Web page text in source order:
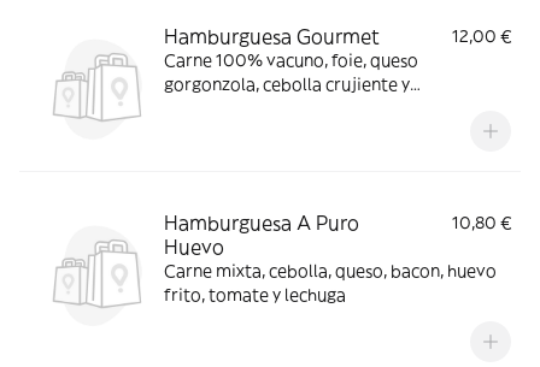
Hamburguesa Gourmet
12,00 €
Carne 100% vacuno, foie, queso
gorgonzola, cebolla crujiente y
Hamburguesa A Puro
Huevo
10,80 €
Carne mixta, cebolla, queso, bacon, huevo
frito, tomate y lechuga